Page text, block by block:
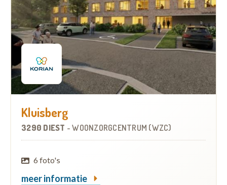
Kluisberg
3290 DIEST -WOONZORGCENTRUM (WZC)
6 foto's
meer informatie